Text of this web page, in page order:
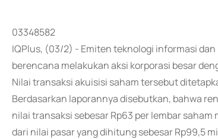
03348582
IQPlus, (03/2) - Emiten teknologi informasi
berencana melakukan aksi korporasi besar
Nilai transaksi akuisisi saham tersebut
Berdasarkan laporannya disebutkan, bahwa
nilai transaksi sebesar Rp63 per lembar
dari nilai pasar yang dihitung sebesar Rp99,5